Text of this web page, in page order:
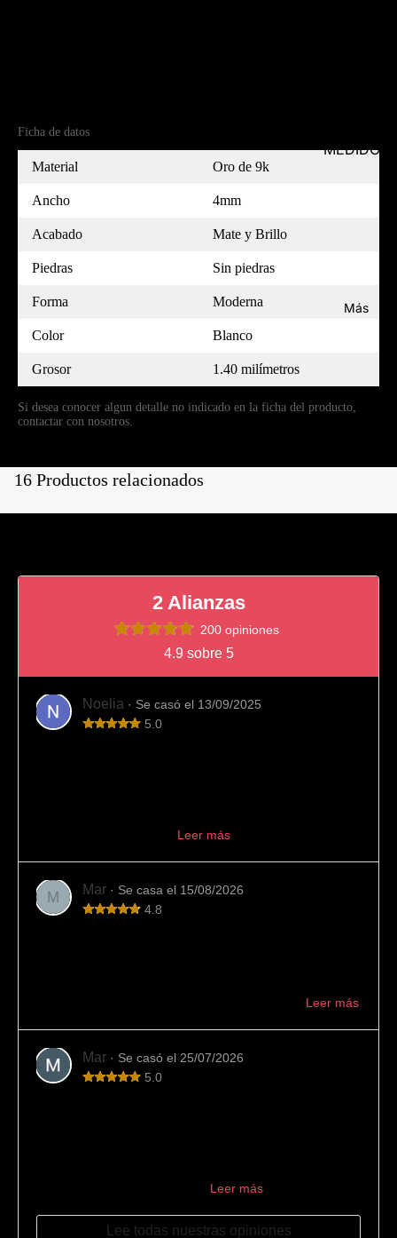
MEDIDOR
Más
Ficha de datos
Material Oro de 9k
Ancho 4mm
Acabado Mate y Brillo
Piedras Sin piedras
Forma Moderna
Color Blanco
Grosor 1.40 milímetros
Si desea conocer algun detalle no indicado en la ficha del producto,
contactar con nosotros.
16 Productos relacionados
2 Alianzas
200 opiniones
4.9 sobre 5
Noelia · Se casó el 13/09/2025
5.0
Leer más
M Mar · Se casa el 15/08/2026
4.8
Leer más
Mar · Se casó el 25/07/2026
5.0
Leer más
Lee todas nuestras opiniones